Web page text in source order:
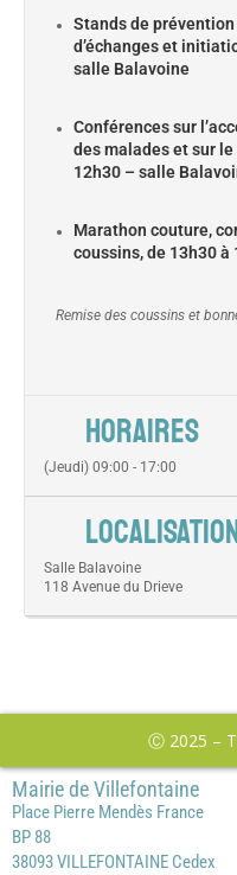
Stands de
d’échanges et
salle Balavoine
Conférences sur
des malades et sur le
12h30 – salle
Marathon couture,
coussins, de 13h30
Remise des coussins et
HORAIRES
(Jeudi) 09:00 - 17:00
Salle Balavoine
118 Avenue du Drieve
Ⓒ 2025 –
Mairie de Villefontaine
Place Pierre Mendès France
BP 88
38093 VILLEFONTAINE Cedex